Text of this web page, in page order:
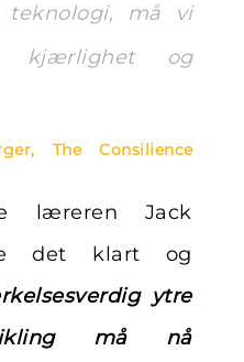
må vi
kjærlighet og
The Consilience
læreren Jack
det klart og
ytre
må nå